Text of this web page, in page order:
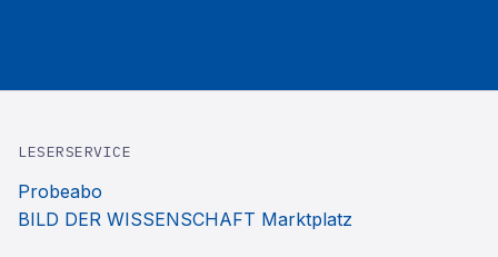
LESERSERVICE
Probeabo
BILD DER WISSENSCHAFT Marktplatz